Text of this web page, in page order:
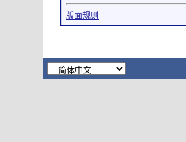
版面规则